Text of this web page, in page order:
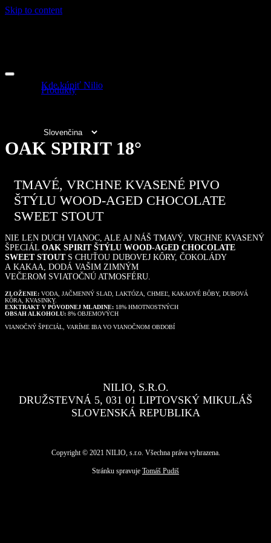
Skip to content
Kde kúpiť Nilio
Produkty
OAK SPIRIT 18°
TMAVÉ, VRCHNE KVASENÉ PIVO
ŠTÝLU WOOD-AGED CHOCOLATE
SWEET STOUT
NIE LEN DUCH VIANOC, ALE AJ NÁŠ TMAVÝ, VRCHNE KVASENÝ
ŠPECIÁL OAK SPIRIT ŠTÝLU WOOD-AGED CHOCOLATE
SWEET STOUTS CHUŤOU DUBOVEJ KÔRY, ČOKOLÁDY
A KAKAA, DODÁ VAŠIM ZIMNÝM
VEČEROM SVIATOČNÚ ATMOSFÉRU.
ZLOŽENIE: VODA, JAČMENNÝ SLAD, LAKTÓZA, CHMEĽ, KAKAOVÉ BÔBY, DUBOVÁ
KÔRA, KVASINKY.
EXKTRAKT V PÔVODNEJ MLADINE: 18% HMOTNOSTNÝCH
OBSAH ALKOHOLU: 8% OBJEMOVÝCH
VIANOČNÝ ŠPECIÁL, VARÍME IBA VO VIANOČNOM OBDOBÍ
NILIO, S.R.O.
DRUŽSTEVNÁ 5, 031 01 LIPTOVSKÝ MIKULÁŠ
SLOVENSKÁ REPUBLIKA
Copyright © 2021 NILIO, s.r.o. Všechna práva vyhrazena.
Stránku spravuje Tomáš Pudiš